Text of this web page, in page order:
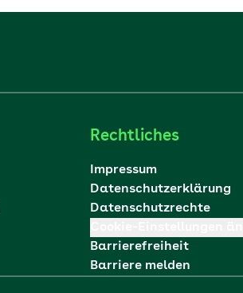
Rechtliches
Impressum
Datenschutzerklärung
Datenschutzrechte
Barrierefreiheit
Barriere melden